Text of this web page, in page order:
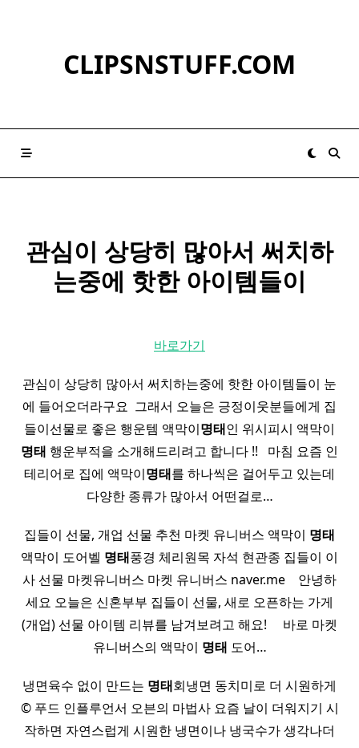
CLIPSNSTUFF.COM
관심이 상당히 많아서 써치하
는중에 핫한 아이템들이
바로가기
관심이 상당히 많아서 써치하는중에 핫한 아이템들이 눈
에 들어오더라구요 ​ 그래서 오늘은 긍정이웃분들에게 집
들이선물로 좋은 행운템 액막이명태인 위시피시 액막이
명태 행운부적을 소개해드리려고 합니다 !! ​ ​ 마침 요즘 인
테리어로 집에 액막이명태를 하나씩은 걸어두고 있는데
다양한 종류가 많아서 어떤걸로…
집들이 선물, 개업 선물 추천 마켓 유니버스 액막이 명태
액막이 도어벨 명태풍경 체리원목 자석 현관종 집들이 이
사 선물 마켓유니버스 마켓 유니버스 naver.me ​ ​ ​ 안녕하
세요 오늘은 신혼부부 집들이 선물, 새로 오픈하는 가게
(개업) 선물 아이템 리뷰를 남겨보려고 해요! ​ ​ ​ ​ 바로 마켓
유니버스의 액막이 명태 도어…
냉면육수 없이 만드는 명태회냉면 동치미로 더 시원하게
© 푸드 인플루언서 오븐의 마법사 요즘 날이 더워지기 시
작하면 자연스럽게 시원한 냉면이나 냉국수가 생각나더